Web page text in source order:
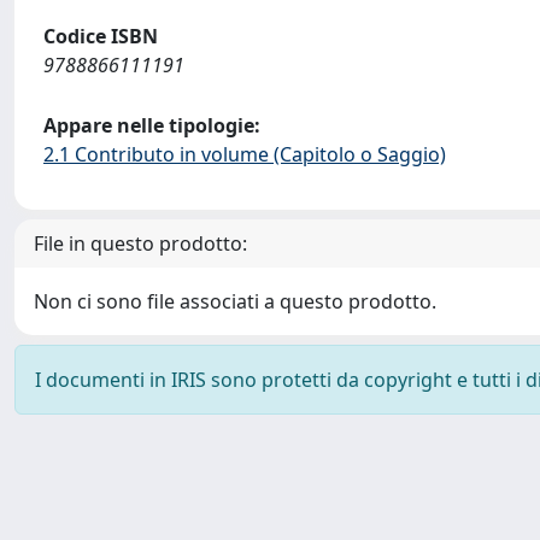
Codice ISBN
9788866111191
Appare nelle tipologie:
2.1 Contributo in volume (Capitolo o Saggio)
File in questo prodotto:
Non ci sono file associati a questo prodotto.
I documenti in IRIS sono protetti da copyright e tutti i